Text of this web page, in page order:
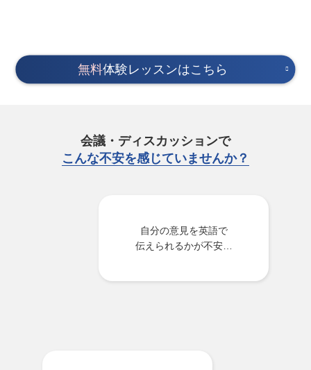
無料体験レッスンはこちら
会議・ディスカッションで
こんな不安を感じていませんか？
自分の意見を英語で
伝えられるかが不安…